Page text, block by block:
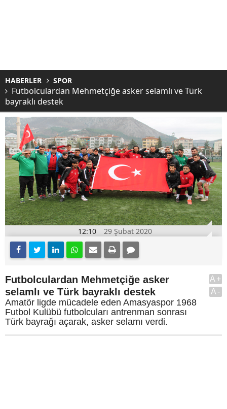
HABERLER SPOR
Futbolculardan Mehmetçiğe asker selamlı ve Türk
bayraklı destek
12:10 29 Şubat 2020
Futbolculardan Mehmetçiğe asker
selamlı ve Türk bayraklı destek
Amatör ligde mücadele eden Amasyaspor 1968
Futbol Kulübü futbolcuları antrenman sonrası
Türk bayrağı açarak, asker selamı verdi.
A+
A-